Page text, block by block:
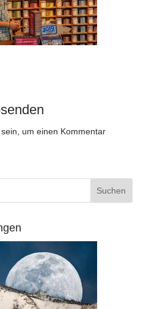
um einen Kommentar